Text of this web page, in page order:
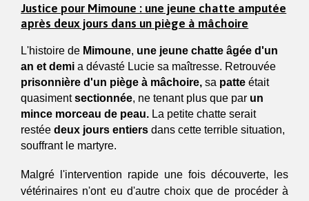
Justice pour Mimoune : une jeune chatte amputée
après deux jours dans un piège à mâchoire
L'histoire de Mimoune, une jeune chatte âgée d'un
an et demi
prisonnière d'un piège à mâchoire, sa patte était
quasiment sectionnée, ne tenant plus que par un
mince morceau de peau. La petite chatte serait
restée deux jours entiers dans cette terrible situation,
souffrant le martyre.
Malgré l'intervention rapide une fois découverte, les